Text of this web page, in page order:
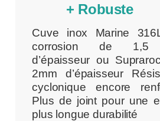
+ Robuste
Cuve inox Marine
corrosion de 1,5
d’épaisseur ou
2mm d’épaisseur
cyclonique encore
Plus de joint pour une
plus longue durabilité